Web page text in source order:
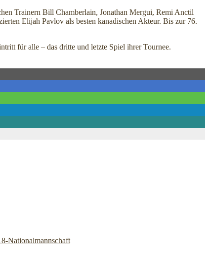
Trainern Bill Chamberlain, Jonathan Mergui, Remi Anctil
Elijah Pavlov als besten kanadischen Akteur. Bis zur 76.
für alle – das dritte und letzte Spiel ihrer Tournee.
Nationalmannschaft